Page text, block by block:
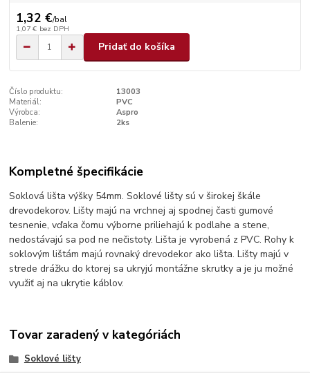
1,32 €/bal
1,07 € bez DPH
Pridať do košíka
Číslo produktu:
13003
Materiál:
PVC
Výrobca:
Aspro
Balenie:
2ks
Kompletné špecifikácie
Soklová lišta výšky 54mm. Soklové lišty sú v širokej škále
drevodekorov. Lišty majú na vrchnej aj spodnej časti gumové
tesnenie, vďaka čomu výborne priliehajú k podlahe a stene,
nedostávajú sa pod ne nečistoty. Lišta je vyrobená z PVC. Rohy k
soklovým lištám majú rovnaký drevodekor ako lišta. Lišty majú v
strede drážku do ktorej sa ukryjú montážne skrutky a je ju možné
využiť aj na ukrytie káblov.
Tovar zaradený v kategóriách
Soklové lišty